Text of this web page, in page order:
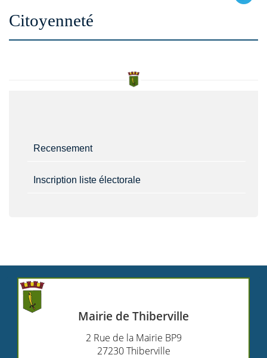
Citoyenneté
Recensement
Inscription liste électorale
Mairie de Thiberville
2 Rue de la Mairie BP9
27230 Thiberville